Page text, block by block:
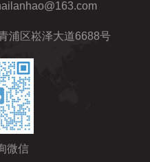
浦区崧泽大道6688号
微信